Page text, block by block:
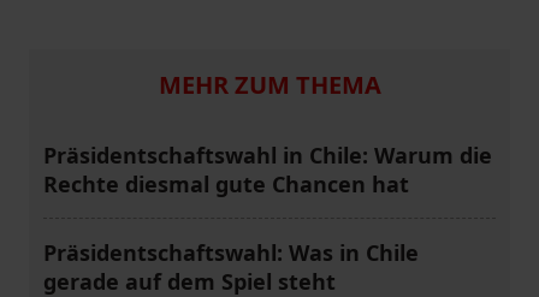
MEHR ZUM THEMA
Präsidentschaftswahl in Chile: Warum die
Rechte diesmal gute Chancen hat
Präsidentschaftswahl: Was in Chile
gerade auf dem Spiel steht